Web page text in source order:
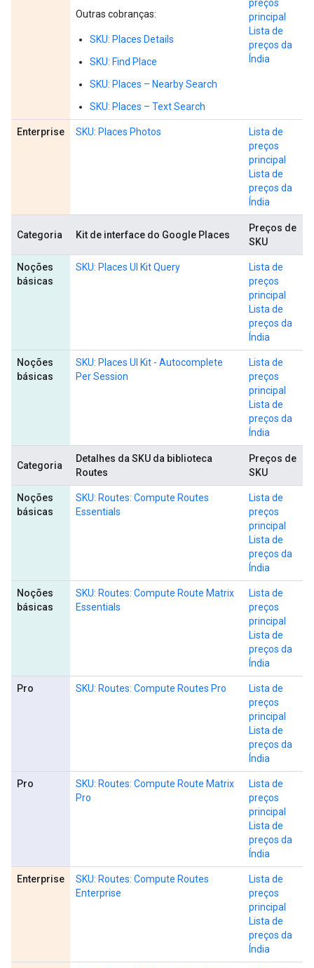
Outras cobranças:
SKU: Places Details
SKU: Find Place
SKU: Places – Nearby Search
SKU: Places – Text Search
preços
principal
Lista de
preços da
Índia
Enterprise SKU: Places Photos
Lista de
preços
principal
Lista de
preços da
Índia
Categoria Kit de interface do Google Places
Preços de
SKU
Noções
básicas
SKU: Places UI Kit Query
Lista de
preços
principal
Lista de
preços da
Índia
Noções
básicas
SKU: Places UI Kit - Autocomplete
Per Session
Lista de
preços
principal
Lista de
preços da
Índia
Categoria
Detalhes da SKU da biblioteca
Routes
Preços de
SKU
Noções
básicas
SKU: Routes: Compute Routes
Essentials
Lista de
preços
principal
Lista de
preços da
Índia
Noções
básicas
SKU: Routes: Compute Route Matrix
Essentials
Lista de
preços
principal
Lista de
preços da
Índia
Pro SKU: Routes: Compute Routes Pro
Lista de
preços
principal
Lista de
preços da
Índia
Pro
SKU: Routes: Compute Route Matrix
Pro
Lista de
preços
principal
Lista de
preços da
Índia
Enterprise
SKU: Routes: Compute Routes
Enterprise
Lista de
preços
principal
Lista de
preços da
Índia